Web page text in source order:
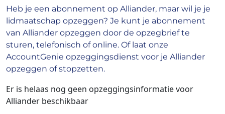
Heb je een abonnement op Alliander, maar wil je je
lidmaatschap opzeggen? Je kunt je abonnement
van Alliander opzeggen door de opzegbrief te
sturen, telefonisch of online. Of laat onze
AccountGenie opzeggingsdienst voor je Alliander
opzeggen of stopzetten.
Er is helaas nog geen opzeggingsinformatie voor
Alliander beschikbaar